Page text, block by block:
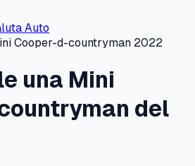
Auto
Cooper-d-countryman 2022
una Mini
del